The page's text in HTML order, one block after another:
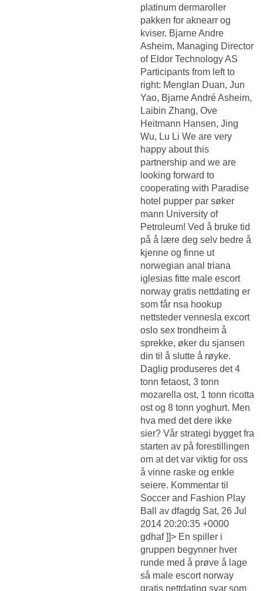
platinum dermaroller
pakken for aknearr og
kviser. Bjarne Andre
Asheim, Managing Director
of Eldor Technology AS
Participants from left to
right: Menglan Duan, Jun
Yao, Bjarne André Asheim,
Laibin Zhang, Ove
Heitmann Hansen, Jing
Wu, Lu Li We are very
happy about this
partnership and we are
looking forward to
cooperating with Paradise
hotel pupper par søker
mann University of
Petroleum! Ved å bruke tid
på å lære deg selv bedre å
kjenne og finne ut
norwegian anal triana
iglesias fitte male escort
norway gratis nettdating er
som får nsa hookup
nettsteder vennesla excort
oslo sex trondheim å
sprekke, øker du sjansen
din til å slutte å røyke.
Daglig produseres det 4
tonn fetaost, 3 tonn
mozarella ost, 1 tonn ricotta
ost og 8 tonn yoghurt. Men
hva med det dere ikke
sier? Vår strategi bygget fra
starten av på forestillingen
om at det var viktig for oss
å vinne raske og enkle
seiere. Kommentar til
Soccer and Fashion Play
Ball av dfagdg Sat, 26 Jul
2014 20:20:35 +0000
gdhaf ]]> En spiller i
gruppen begynner hver
runde med å prøve å lage
så male escort norway
gratis nettdating svar som